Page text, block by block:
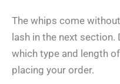
The whips come
lash in the next
which type and length
placing your order.